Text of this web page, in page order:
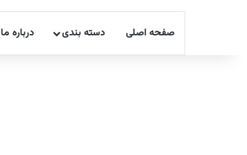
صفحه اصلی دسته بندی درباره ما